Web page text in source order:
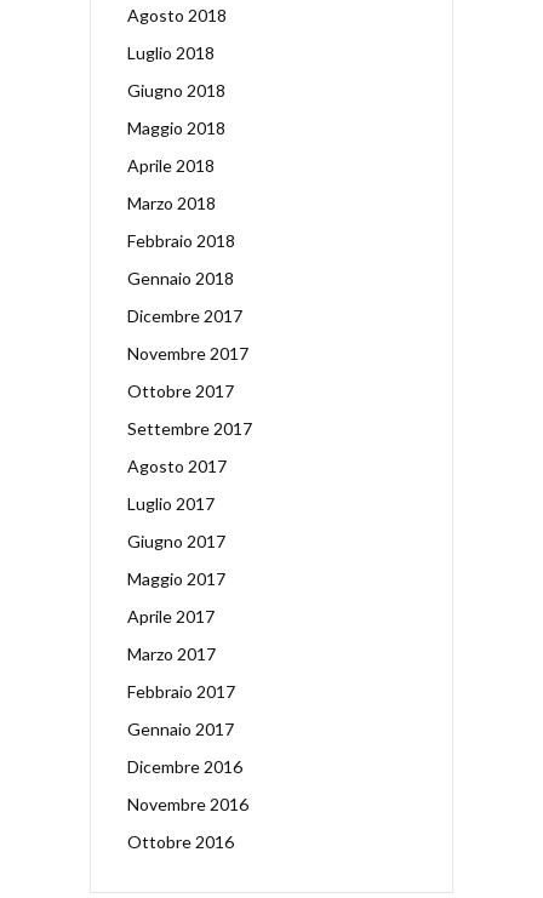
Agosto 2018
Luglio 2018
Giugno 2018
Maggio 2018
Aprile 2018
Marzo 2018
Febbraio 2018
Gennaio 2018
Dicembre 2017
Novembre 2017
Ottobre 2017
Settembre 2017
Agosto 2017
Luglio 2017
Giugno 2017
Maggio 2017
Aprile 2017
Marzo 2017
Febbraio 2017
Gennaio 2017
Dicembre 2016
Novembre 2016
Ottobre 2016